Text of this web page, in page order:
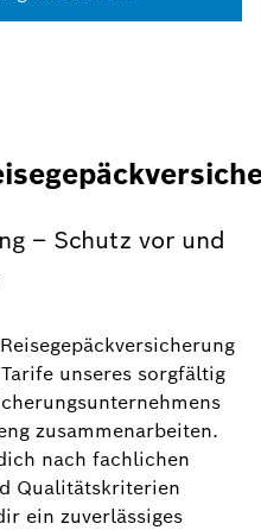
– Schutz vor und
unseres sorgfältig
zusammenarbeiten.
nach fachlichen
Qualitätskriterien
ein zuverlässiges